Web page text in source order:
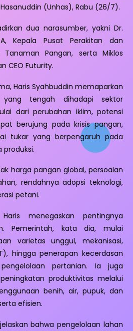
(Unhas), Rabu (26/7).
dua narasumber, yakni Dr.
Kepala Pusat Perakitan dan
Tanaman Pangan, serta Miklos
CEO Futurity.
Haris Syahbuddin memaparkan
tengah dihadapi sektor
dari perubahan iklim, potensi
berujung pada krisis pangan,
tukar yang berpengaruh pada
produksi.
harga pangan global, persoalan
rendahnya adopsi teknologi,
petani.
menegaskan pentingnya
Pemerintah, kata dia, mulai
varietas unggul, mekanisasi,
hingga penerapan kecerdasan
pertanian. Ia juga
produktivitas melalui
benih, air, pupuk, dan
efisien.
bahwa pengelolaan lahan